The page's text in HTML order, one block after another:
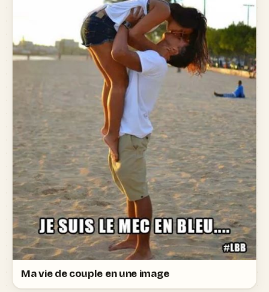
Ma vie de couple en une image